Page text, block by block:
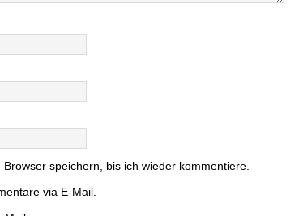
speichern, bis ich wieder kommentiere.
via E-Mail.